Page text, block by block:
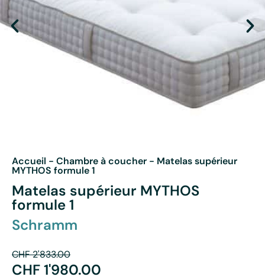
Accueil - Chambre à coucher - Matelas supérieur
MYTHOS formule 1
Matelas supérieur MYTHOS
formule 1
Schramm
CHF2'833.00
CHF1'980.00